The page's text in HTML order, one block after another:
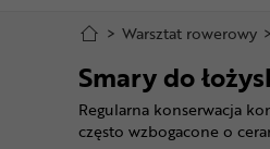
Mapa strony
> Warsztat rowerowy >
Smary do
Regularna konserwacja
często wzbogacone o